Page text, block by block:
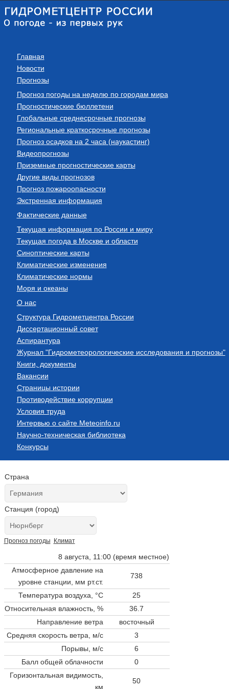
Главная
Новости
Прогнозы
Прогноз погоды на неделю по городам мира
Прогностические бюллетени
Глобальные среднесрочные прогнозы
Региональные краткосрочные прогнозы
Прогноз осадков на 2 часа (наукастинг)
Видеопрогнозы
Приземные прогностические карты
Другие виды прогнозов
Прогноз пожароопасности
Экстренная информация
Фактические данные
Текущая информация по России и миру
Текущая погода в Москве и области
Синоптические карты
Климатические изменения
Климатические нормы
Моря и океаны
О нас
Структура Гидрометцентра России
Диссертационный совет
Аспирантура
Журнал "Гидрометеорологические исследования и прогнозы"
Книги, документы
Вакансии
Страницы истории
Противодействие коррупции
Условия труда
Интервью о сайте Meteoinfo.ru
Научно-техническая библиотека
Конкурсы
Страна
Станция (город)
Прогноз погоды Климат
8 августа, 11:00 (время местное)
Атмосферное давление на
уровне станции, мм рт.ст.
738
Температура воздуха, °C
25
Относительная влажность, %
36.7
Направление ветра
восточный
Средняя скорость ветра, м/с
3
Порывы, м/с
6
Балл общей облачности
0
Горизонтальная видимость,
км
50